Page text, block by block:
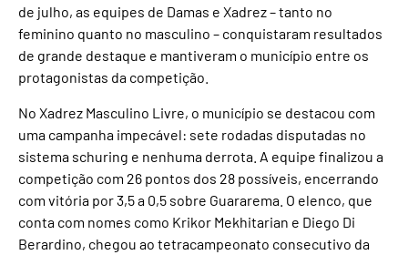
de julho, as equipes de Damas e Xadrez – tanto no
feminino quanto no masculino – conquistaram resultados
de grande destaque e mantiveram o município entre os
protagonistas da competição.
No Xadrez Masculino Livre, o município se destacou com
uma campanha impecável: sete rodadas disputadas no
sistema schuring e nenhuma derrota. A equipe finalizou a
competição com 26 pontos dos 28 possíveis, encerrando
com vitória por 3,5 a 0,5 sobre Guararema. O elenco, que
conta com nomes como Krikor Mekhitarian e Diego Di
Berardino, chegou ao tetracampeonato consecutivo da